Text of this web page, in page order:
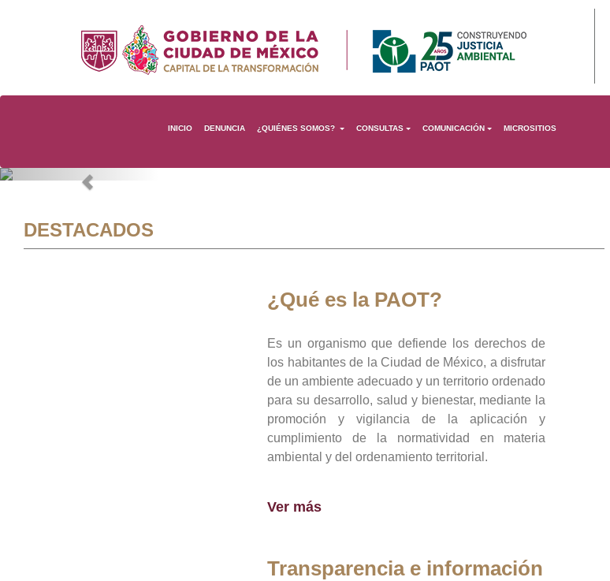
INICIO DENUNCIA ¿QUIÉNES SOMOS? CONSULTAS COMUNICACIÓN MICROSITIOS
Previous
DESTACADOS
¿Qué es la PAOT?
Es un organismo que defiende los derechos de
los habitantes de la Ciudad de México, a disfrutar
de un ambiente adecuado y un territorio ordenado
para su desarrollo, salud y bienestar, mediante la
promoción y vigilancia de la aplicación y
cumplimiento de la normatividad en materia
ambiental y del ordenamiento territorial.
Ver más
Transparencia e información